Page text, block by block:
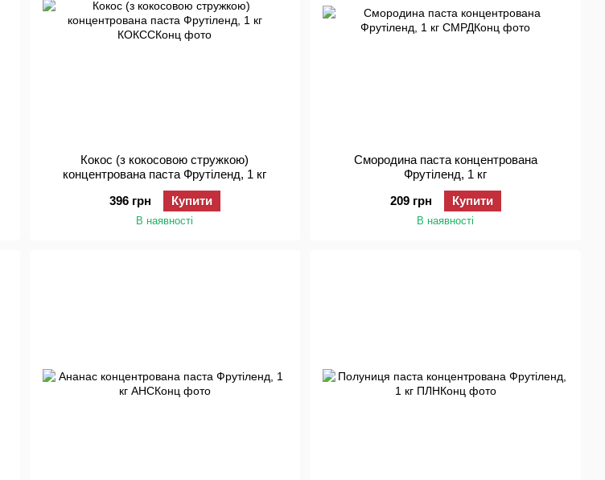
Кокос (з кокосовою стружкою)
концентрована паста Фрутіленд, 1 кг
396 грн
Купити
В наявності
Смородина паста концентрована
Фрутіленд, 1 кг
209 грн
Купити
В наявності